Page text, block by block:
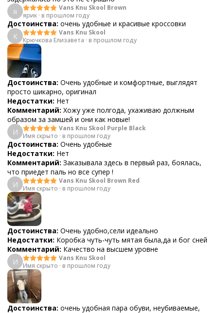
я
Vans Knu Skool Brown
ярик · в прошлом году
Достоинства: очень удобные и красивые кроссовки
К
Vans Knu Skool
Крючкова Елизавета · в прошлом году
Достоинства: Очень удобные и комфортные, выглядят
просто шикарно, оригинал
Недостатки: Нет
Комментарий: Хожу уже полгода, ухаживаю должным
образом за замшей и они как новые!
И
Vans Knu Skool Purple Black
Имя скрыто · в прошлом году
Достоинства: Очень удобные
Недостатки: Нет
Комментарий: Заказывала здесь в первый раз, боялась,
что приедет паль но все супер !
И
Vans Knu Skool Brown Red
Имя скрыто · в прошлом году
Достоинства: Очень удобно,сели идеально
Недостатки: Коробка чуть-чуть мятая была,да и бог сней
Комментарий: Качество на высшем уровне
И
Vans Knu Skool
Имя скрыто · в прошлом году
Достоинства: очень удобная пара обуви, неубиваемые,